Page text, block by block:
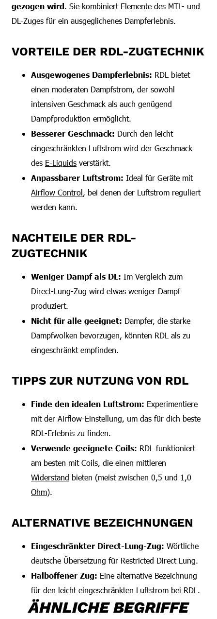
gezogen wird. Sie kombiniert Elemente des MTL- und
DL-Zuges für ein ausgeglichenes Dampferlebnis.
VORTEILE DER RDL-ZUGTECHNIK
Ausgewogenes Dampferlebnis: RDL bietet
einen moderaten Dampfstrom, der sowohl
intensiven Geschmack als auch genügend
Dampfproduktion ermöglicht.
Besserer Geschmack: Durch den leicht
eingeschränkten Luftstrom wird der Geschmack
des E-Liquids verstärkt.
Anpassbarer Luftstrom: Ideal für Geräte mit
Airflow Control, bei denen der Luftstrom reguliert
werden kann.
NACHTEILE DER RDL-
ZUGTECHNIK
Weniger Dampf als DL: Im Vergleich zum
Direct-Lung-Zug wird etwas weniger Dampf
produziert.
Nicht für alle geeignet: Dampfer, die starke
Dampfwolken bevorzugen, könnten RDL als zu
eingeschränkt empfinden.
TIPPS ZUR NUTZUNG VON RDL
Finde den idealen Luftstrom: Experimentiere
mit der Airflow-Einstellung, um das für dich beste
RDL-Erlebnis zu finden.
Verwende geeignete Coils: RDL funktioniert
am besten mit Coils, die einen mittleren
Widerstand bieten (meist zwischen 0,5 und 1,0
Ohm).
ALTERNATIVE BEZEICHNUNGEN
Eingeschränkter Direct-Lung-Zug: Wörtliche
deutsche Übersetzung für Restricted Direct Lung.
Halboffener Zug: Eine alternative Bezeichnung
für den leicht eingeschränkten Luftstrom bei RDL.
ÄHNLICHE BEGRIFFE